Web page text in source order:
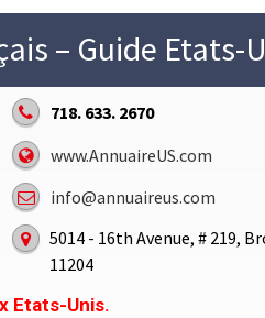
– Guide Etats-
718. 633. 2670
www.AnnuaireUS.com
info@annuaireus.com
5014 - 16th Avenue, # 219,
11204
Etats-Unis.